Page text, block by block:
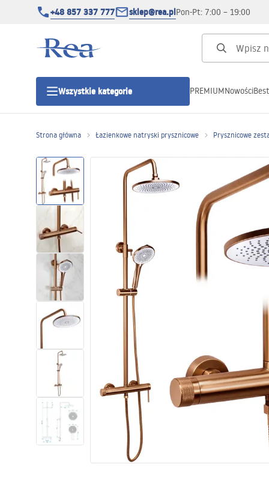
+48 857 337 777 sklep@rea.plPon-Pt: 7:00 – 19:00
Wszystkie kategorie
Kategorie produktowe
Kabiny prysznicowe
Drzwi prysznicowe
Brodziki prysznicowe
Odpływy liniowe
Toalety, ubikacje
Wanny i parawany
Baterie
Natryski
PREMIUMNowości
Strona główna Łazienkowe natryski prysznicowe Prysznicowe